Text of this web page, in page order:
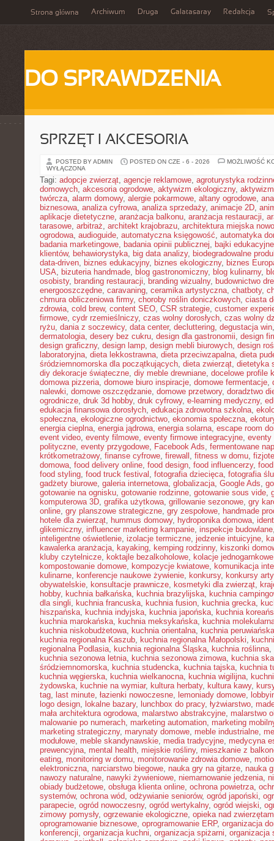
Strona główna Archiwum Druga Galatasaray Redakcja
DO SPRAWDZENIA
SPRZĘT I AKCESORIA
POSTED BY ADMIN POSTED ON CZE - 6 - 2026
MOŻLIWOŚĆ
WYŁĄCZONA
Tagi: adopcje zwierząt, agencje reklamowe, agroturystyka
domowych, akcesoria ogrodowe, aktywizm ekologiczny,
twórcza, alarm domowy, alergie pokarmowe, altany ogrodowe,
biznesowa, analiza cyfrowa, analiza sprzedaży, animacje 2D,
aplikacje dietetyczne, aranżacja balkonu, aranżacja restauracji,
tarasowe, arbitraż, architekt krajobrazu, architektura miejska
ogrodowa, audioguide, automatyczna księgowość, automatyka
badania marketingowe, badania opinii publicznej, bajki edukacyjne
klientów, behawiorystyka, big data analizy, biodegradowalne
data-driven, biznes edukacyjny, biznes ekologiczny, biznes
USA, bizuteria handmade, blog gastronomiczny, blog kulinarny,
osobisty, branding restauracji, branding wizualny, budownictwo
energooszczędne, caravaning, ceramika artystyczna, chatboty,
chmura obliczeniowa firmy, choroby roślin doniczkowych, ciasta
zdrowia, cold brew, content SEO, CSR strategie, customer
firmowe, cydr rzemieślniczy, czas wolny dorosłych, czas wolny
ryżu, dania z soczewicy, data center, decluttering, degustacja win
dermatologia, desery bez cukru, design dla gastronomii, design
design graficzny, design lamp, design mebli biurowych, design
laboratoryjna, dieta lekkostrawna, dieta przeciwzapalna, dieta
śródziemnomorska dla początkujących, dieta zwierząt, dietetyka
diy dekoracje świąteczne, diy meble drewniane, docelowe profile
domowa pizzeria, domowe biuro inspiracje, domowe fermentacje,
nalewki, domowe oszczędzanie, domowe przetwory, doradztwo
ogrodnicze, druk 3d hobby, druk cyfrowy, e-learning medyczny,
edukacja finansowa dorosłych, edukacja zdrowotna szkolna,
społeczna, ekologiczne ogrodnictwo, ekonomia społeczna,
energia cieplna, energia jądrowa, energia solarna, escape room
event video, eventy filmowe, eventy firmowe integracyjne, eventy
polityczne, eventy przygodowe, Facebook Ads, fermentowane
krótkometrażowy, finanse cyfrowe, firewall , fitness w domu,
domowa, food delivery online, food design, food influencerzy,
food styling, food truck festival , fotografia dziecięca, fotografia
gadżety biurowe, galeria internetowa, globalizacja, Google Ads,
gotowanie na ognisku, gotowanie rodzinne, gotowanie sous vide,
komputerowa 3D, grafika użytkowa, grillowanie sezonowe, gry
online, gry planszowe strategiczne, gry zespołowe, handmade
hotele dla zwierząt, hummus domowy, hydroponika domowa,
glikemiczny, influencer marketing kampanie, inspekcje budowlane
inteligentne oświetlenie, izolacje termiczne, jedzenie intuicyjne,
kawalerka aranżacja, kayaking, kemping rodzinny, kiszonki
kluby czytelnicze, koktajle bezalkoholowe, kolacje jednogarnkowe
kompostowanie domowe, kompozycje kwiatowe, komunikacja
kulinarne, konferencje naukowe żywienie, konkursy, konkursy
obywatelskie, konsultacje prawnicze, kosmetyki dla zwierząt,
hobby, kuchnia bałkańska, kuchnia brazylijska, kuchnia
dla singli, kuchnia francuska, kuchnia fusion, kuchnia grecka,
hiszpańska, kuchnia indyjska, kuchnia japońska, kuchnia
kuchnia marokańska, kuchnia meksykańska, kuchnia
kuchnia niskobudżetowa, kuchnia orientalna, kuchnia peruwiańska
kuchnia regionalna Kaszub, kuchnia regionalna Małopolski,
regionalna Podlasia, kuchnia regionalna Śląska, kuchnia roślinna,
kuchnia sezonowa letnia, kuchnia sezonowa zimowa, kuchnia
śródziemnomorska, kuchnia studencka, kuchnia tajska, kuchnia
kuchnia węgierska, kuchnia wielkanocna, kuchnia wigilijna,
żydowska, kuchnie na wymiar, kultura herbaty, kultura kawy,
tag, last minute, łazienki nowoczesne, lemoniady domowe,
logo design, lokalne bazary, lunchbox do pracy, łyżwiarstwo,
mała architektura ogrodowa, malarstwo abstrakcyjne, malarstwo
malowanie po numerach, marketing automation, marketing
marketing strategiczny, marynaty domowe, meble industrialne,
modułowe, meble skandynawskie, media tradycyjne, medycyna
prewencyjna, mental health, miejskie rośliny, mieszkanie z
eating, monitoring w domu, monitorowanie zdrowia domowe,
elektroniczna, narciarstwo biegowe, nauka gry na gitarze, nauka
nawozy naturalne, nawyki żywieniowe, niemarnowanie jedzenia,
obiady budżetowe, obsługa klienta online, ochrona powietrza,
systemów, ochrona wód, odżywianie seniorów, ogród japoński,
parapecie, ogród nowoczesny, ogród wertykalny, ogród wiejski,
zimowy pomysły, ogrzewanie ekologiczne, opieka nad
oprogramowanie biznesowe, oprogramowanie ERP, organizacja
konferencji, organizacja kuchni, organizacja spiżarni, organizacja